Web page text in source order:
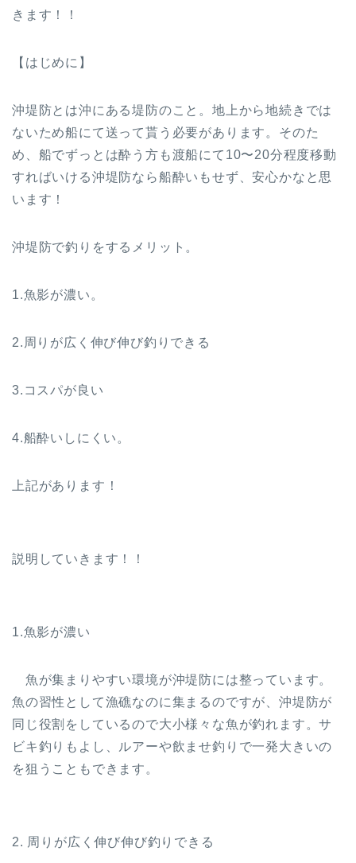
きます！！
【はじめに】
沖堤防とは沖にある堤防のこと。地上から地続きでは
ないため船にて送って貰う必要があります。そのた
め、船でずっとは酔う方も渡船にて10〜20分程度移動
すればいける沖堤防なら船酔いもせず、安心かなと思
います！
沖堤防で釣りをするメリット。
1.魚影が濃い。
2.周りが広く伸び伸び釣りできる
3.コスパが良い
4.船酔いしにくい。
上記があります！
説明していきます！！
1.魚影が濃い
魚が集まりやすい環境が沖堤防には整っています。
魚の習性として漁礁なのに集まるのですが、沖堤防が
同じ役割をしているので大小様々な魚が釣れます。サ
ビキ釣りもよし、ルアーや飲ませ釣りで一発大きいの
を狙うこともできます。
2. 周りが広く伸び伸び釣りできる